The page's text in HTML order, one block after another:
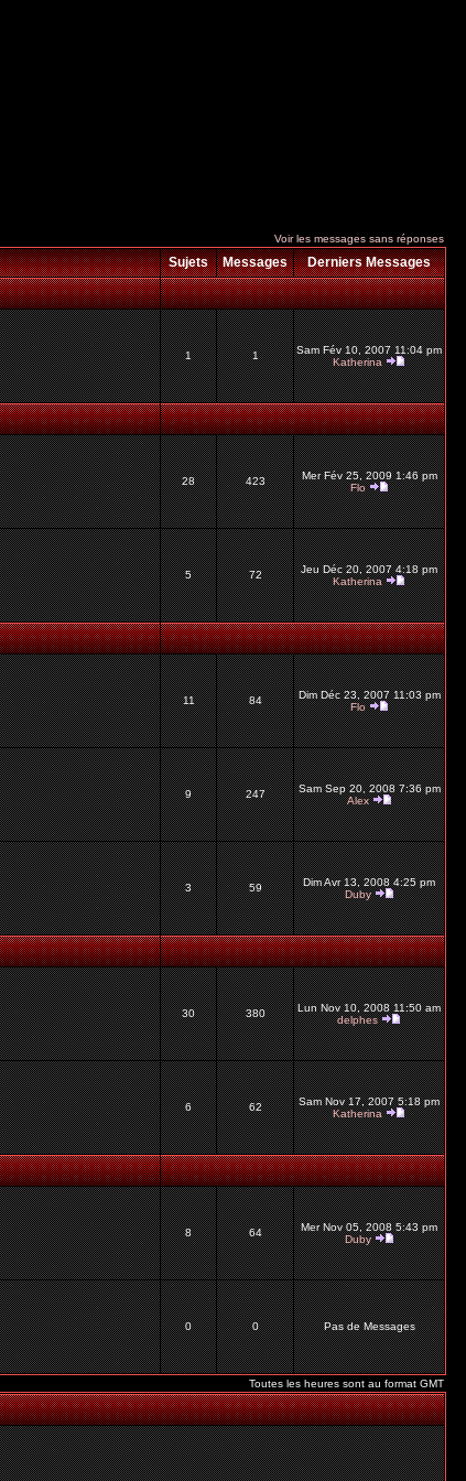
Voir les messages sans réponses
Sujets Messages
Derniers Messages
1 1
Sam Fév 10, 2007 11:04 pm
Katherina
28 423
Mer Fév 25, 2009 1:46 pm
Flo
5 72
Jeu Déc 20, 2007 4:18 pm
Katherina
11 84
Dim Déc 23, 2007 11:03 pm
Flo
9 247
Sam Sep 20, 2008 7:36 pm
Alex
3 59
Dim Avr 13, 2008 4:25 pm
Duby
30 380
Lun Nov 10, 2008 11:50 am
delphes
6 62
Sam Nov 17, 2007 5:18 pm
Katherina
8 64
Mer Nov 05, 2008 5:43 pm
Duby
0 0 Pas de Messages
Toutes les heures sont au format GMT